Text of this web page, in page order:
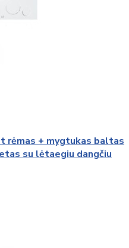
rėmas + mygtukas baltas
su lėtaegiu dangčiu